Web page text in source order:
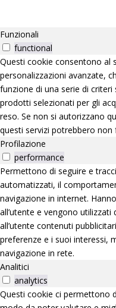
Funzionali
functional
Questi cookie consentono al
personalizzazioni avanzate,
funzione di una serie di
prodotti selezionati per gli
reso. Se non si autorizzano
questi servizi potrebbero
Profilazione
performance
Permettono di seguire e
automatizzati, il
navigazione in internet.
all’utente e vengono
all’utente contenuti
preferenze e i suoi interessi,
navigazione in rete.
Analitici
analytics
Questi cookie ci permettono